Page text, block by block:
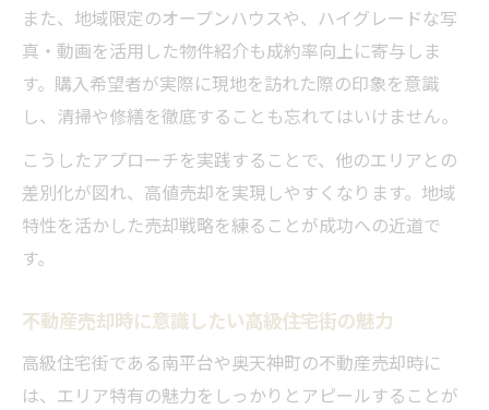
また、地域限定のオープンハウスや、ハイグレードな写
真・動画を活用した物件紹介も成約率向上に寄与しま
す。購入希望者が実際に現地を訪れた際の印象を意識
し、清掃や修繕を徹底することも忘れてはいけません。
こうしたアプローチを実践することで、他のエリアとの
差別化が図れ、高値売却を実現しやすくなります。地域
特性を活かした売却戦略を練ることが成功への近道で
す。
不動産売却時に意識したい高級住宅街の魅力
高級住宅街である南平台や奥天神町の不動産売却時に
は、エリア特有の魅力をしっかりとアピールすることが